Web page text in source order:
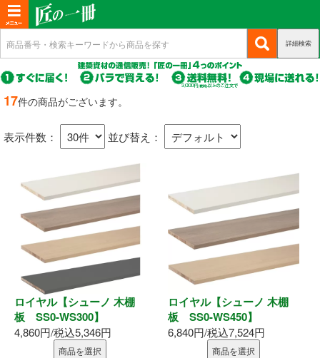
T
o
g
g
l
n
n
新規会員登録(c
u
r
e
t)
ログイン
(c
r
r
e
n
u
r
e
商品カテゴリから選ぶ
基礎・土台関連
構造金物
耐震制震
機械打 釘・ビス
釘・ねじ
詳細検索
17件の商品がございます。
表示件数： 並び替え：
ロイヤル【シューノ 木棚
板 SS0-WS300】
4,860円/税込5,346円
商品を選択
ロイヤル【シューノ 木棚
板 SS0-WS450】
6,840円/税込7,524円
商品を選択